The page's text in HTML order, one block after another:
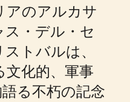
アのアルカサ
・デル・セ
トバルは、
文化的、軍事
る不朽の記念